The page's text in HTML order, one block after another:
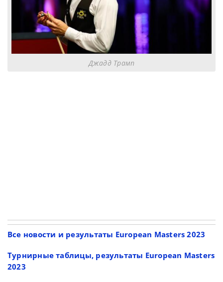
Джадд Трамп
Все новости и результаты European Masters 2023
Турнирные таблицы, результаты European Masters
2023